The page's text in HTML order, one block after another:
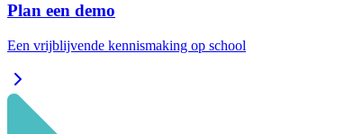
Plan een demo
Een vrijblijvende kennismaking op school